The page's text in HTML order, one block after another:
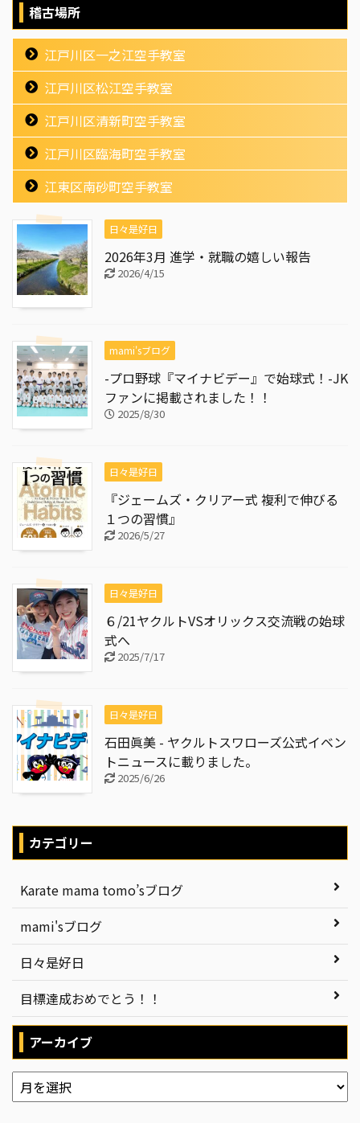
稽古場所
江戸川区一之江空手教室
江戸川区松江空手教室
江戸川区清新町空手教室
江戸川区臨海町空手教室
江東区南砂町空手教室
日々是好日
2026年3月 進学・就職の嬉しい報告
2026/4/15
mami'sブログ
-プロ野球『マイナビデー』で始球式！-JK
ファンに掲載されました！！
2025/8/30
日々是好日
『ジェームズ・クリアー式 複利で伸びる
１つの習慣』
2026/5/27
日々是好日
６/21ヤクルトVSオリックス交流戦の始球
式へ
2025/7/17
日々是好日
石田眞美 - ヤクルトスワローズ公式イベン
トニュースに載りました。
2025/6/26
カテゴリー
Karate mama tomo’sブログ
mami'sブログ
日々是好日
目標達成おめでとう！！
アーカイブ